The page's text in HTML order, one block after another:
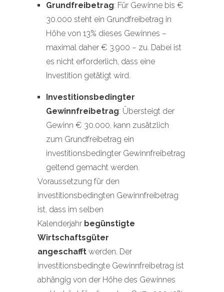
Grundfreibetrag: Für Gewinne bis €
30.000 steht ein Grundfreibetrag in
Höhe von 13% dieses Gewinnes –
maximal daher € 3.900 – zu. Dabei ist
es nicht erforderlich, dass eine
Investition getätigt wird.
Investitionsbedingter
Gewinnfreibetrag: Übersteigt der
Gewinn € 30.000, kann zusätzlich
zum Grundfreibetrag ein
investitionsbedingter Gewinnfreibetrag
geltend gemacht werden.
Voraussetzung für den
investitionsbedingten Gewinnfreibetrag
ist, dass im selben
Kalenderjahr begünstigte
Wirtschaftsgüter
angeschafft werden. Der
investitionsbedingte Gewinnfreibetrag ist
abhängig von der Höhe des Gewinnes